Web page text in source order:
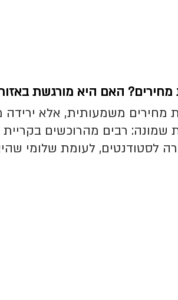
מחירים? האם היא מורגשת
מחירים משמעותית, אלא
שמונה: רבים מהרוכשים
לסטודנטים, לעומת שלומי